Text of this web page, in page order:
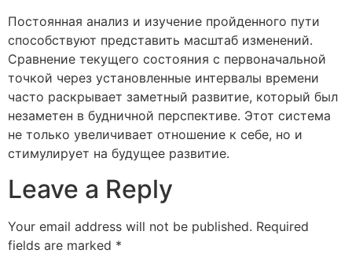
Постоянная анализ и изучение пройденного пути
способствуют представить масштаб изменений.
Сравнение текущего состояния с первоначальной
точкой через установленные интервалы времени
часто раскрывает заметный развитие, который был
незаметен в будничной перспективе. Этот система
не только увеличивает отношение к себе, но и
стимулирует на будущее развитие.
Leave a Reply
Your email address will not be published. Required
fields are marked *